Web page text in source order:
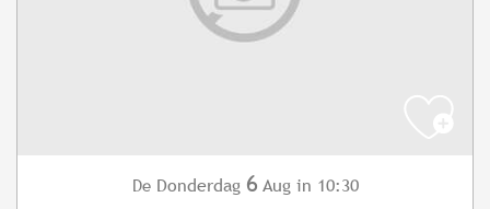
De Donderdag 6 Aug in 10:30